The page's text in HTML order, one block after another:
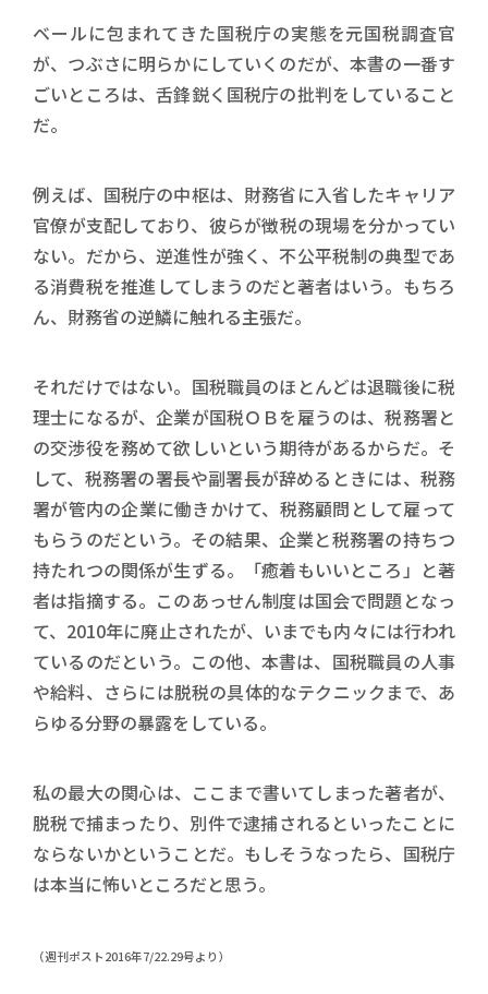
ベールに包まれてきた国税庁の実態を元国税調査官
が、つぶさに明らかにしていくのだが、本書の一番す
ごいところは、舌鋒鋭く国税庁の批判をしていること
だ。
例えば、国税庁の中枢は、財務省に入省したキャリア
官僚が支配しており、彼らが徴税の現場を分かってい
ない。だから、逆進性が強く、不公平税制の典型であ
る消費税を推進してしまうのだと著者はいう。もちろ
ん、財務省の逆鱗に触れる主張だ。
それだけではない。国税職員のほとんどは退職後に税
理士になるが、企業が国税ＯＢを雇うのは、税務署と
の交渉役を務めて欲しいという期待があるからだ。そ
して、税務署の署長や副署長が辞めるときには、税務
署が管内の企業に働きかけて、税務顧問として雇って
もらうのだという。その結果、企業と税務署の持ちつ
持たれつの関係が生ずる。「癒着もいいところ」と著
者は指摘する。このあっせん制度は国会で問題となっ
て、2010年に廃止されたが、いまでも内々には行われ
ているのだという。この他、本書は、国税職員の人事
や給料、さらには脱税の具体的なテクニックまで、あ
らゆる分野の暴露をしている。
私の最大の関心は、ここまで書いてしまった著者が、
脱税で捕まったり、別件で逮捕されるといったことに
ならないかということだ。もしそうなったら、国税庁
は本当に怖いところだと思う。
（週刊ポスト2016年7/22.29号より）